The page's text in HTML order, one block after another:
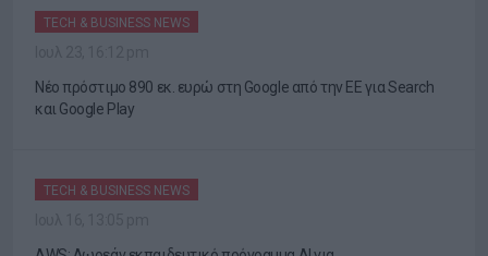
TECH & BUSINESS NEWS
Νέο πρόστιμο 890 εκ. ευρώ στη Google από την ΕΕ για Search
και Google Play
TECH & BUSINESS NEWS